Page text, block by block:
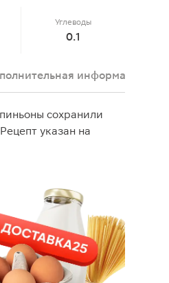
Углеводы
0.1
информация
сохранили
указан на